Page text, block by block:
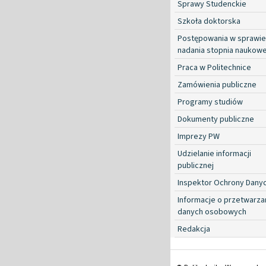
Sprawy Studenckie
Szkoła doktorska
Postępowania w sprawie
nadania stopnia
Praca w Politechnice
Zamówienia publiczne
Programy studiów
Dokumenty publiczne
Imprezy PW
Udzielanie informacji
publicznej
Inspektor Ochrony
Informacje o
danych osobowych
Redakcja